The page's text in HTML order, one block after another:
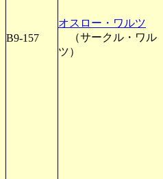
B9-157
オスロー・ワルツ
（サークル・ワル
ツ）